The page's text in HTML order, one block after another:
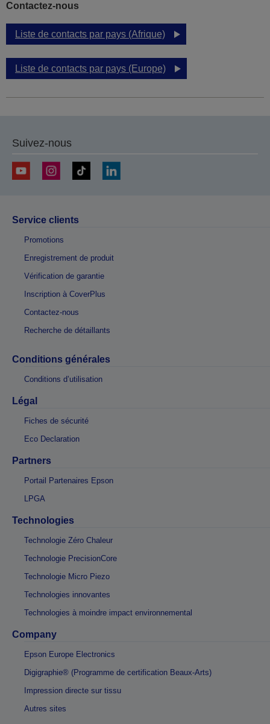
Contactez-nous
Liste de contacts par pays (Afrique)
Liste de contacts par pays (Europe)
Suivez-nous
Service clients
Promotions
Enregistrement de produit
Vérification de garantie
Inscription à CoverPlus
Contactez-nous
Recherche de détaillants
Conditions générales
Conditions d’utilisation
Légal
Fiches de sécurité
Eco Declaration
Partners
Portail Partenaires Epson
LPGA
Technologies
Technologie Zéro Chaleur
Technologie PrecisionCore
Technologie Micro Piezo
Technologies innovantes
Technologies à moindre impact environnemental
Company
Epson Europe Electronics
Digigraphie® (Programme de certification Beaux-Arts)
Impression directe sur tissu
Autres sites